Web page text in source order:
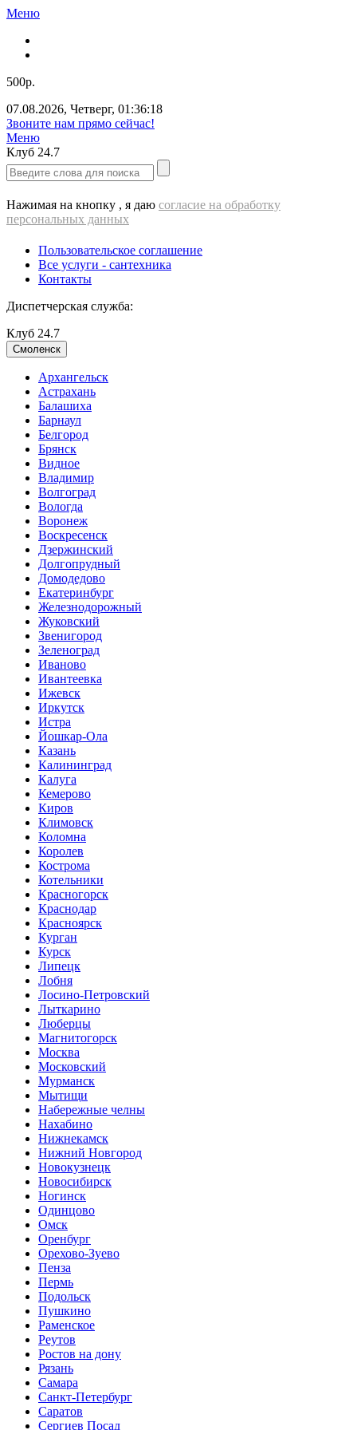
Меню
500р.
07.08.2026, Четверг, 01:36:19
Звоните нам прямо сейчас!
Меню
Клуб 24.7
Нажимая на кнопку , я даю согласие на обработку
персональных данных
Пользовательское соглашение
Все услуги - cантехника
Контакты
Диспетчерская служба:
Клуб 24.7
Смоленск
Архангельск
Астрахань
Балашиха
Барнаул
Белгород
Брянск
Видное
Владимир
Волгоград
Вологда
Воронеж
Воскресенск
Дзержинский
Долгопрудный
Домодедово
Екатеринбург
Железнодорожный
Жуковский
Звенигород
Зеленоград
Иваново
Ивантеевка
Ижевск
Иркутск
Истра
Йошкар-Ола
Казань
Калининград
Калуга
Кемерово
Киров
Климовск
Коломна
Королев
Кострома
Котельники
Красногорск
Краснодар
Красноярск
Курган
Курск
Липецк
Лобня
Лосино-Петровский
Лыткарино
Люберцы
Магнитогорск
Москва
Московский
Мурманск
Мытищи
Набережные челны
Нахабино
Нижнекамск
Нижний Новгород
Новокузнецк
Новосибирск
Ногинск
Одинцово
Омск
Оренбург
Орехово-Зуево
Пенза
Пермь
Подольск
Пушкино
Раменское
Реутов
Ростов на дону
Рязань
Самара
Санкт-Петербург
Саратов
Сергиев Посад